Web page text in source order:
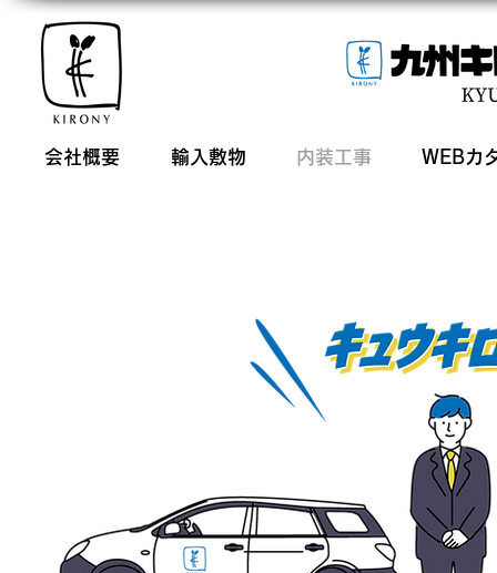
会社概要 輸入敷物 内装工事 WEBカ